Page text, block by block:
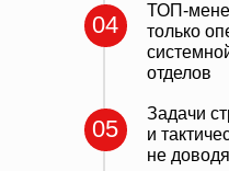
05
Задачи
и
не
04
ТОП-
только
отделов